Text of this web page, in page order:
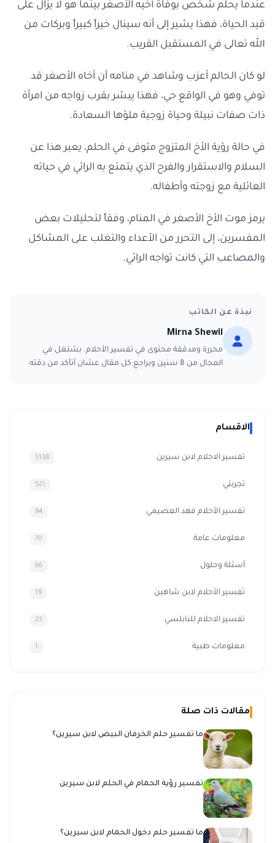
عندما يحلم شخص بوفاة أخيه الأصغر بينما هو لا يزال على
قيد الحياة، فهذا يشير إلى أنه سينال خيراً كبيراً وبركات من
الله تعالى في المستقبل القريب.
لو كان الحالم أعزب وشاهد في منامه أن أخاه الأصغر قد
توفي وهو في الواقع حي، فهذا يبشر بقرب زواجه من امرأة
ذات صفات نبيلة وحياة زوجية ملؤها السعادة.
في حالة رؤية الأخ المتزوج متوفى في الحلم، يعبر هذا عن
السلام والاستقرار والفرح الذي يتمتع به الرائي في حياته
العائلية مع زوجته وأطفاله.
يرمز موت الأخ الأصغر في المنام، وفقاً لتحليلات بعض
المفسرين، إلى التحرر من الأعداء والتغلب على المشاكل
والمصاعب التي كانت تواجه الرائي.
نبذة عن الكاتب
Mirna Shewil
محررة ومدققة محتوى في تفسير الأحلام. بشتغل في
المجال من 8 سنين وبراجع كل مقال عشان أتأكد من دقته.
الاقسام
تفسير الاحلام لابن سيرين 5138
تجربتي 521
تفسير الأحلام فهد العصيمي 94
معلومات عامة 70
أسئلة وحلول 66
تفسير الأحلام لابن شاهين 19
تفسير الاحلام للنابلسي 23
معلومات طبية 1
مقالات ذات صلة
ما تفسير حلم الخرفان البيض لابن سيرين؟
تفسير رؤية الحمام في الحلم لابن سيرين
ما تفسير حلم دخول الحمام لابن سيرين؟